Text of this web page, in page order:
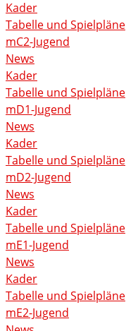
Kader
Tabelle und Spielpläne
mC2-Jugend
News
Kader
Tabelle und Spielpläne
mD1-Jugend
News
Kader
Tabelle und Spielpläne
mD2-Jugend
News
Kader
Tabelle und Spielpläne
mE1-Jugend
News
Kader
Tabelle und Spielpläne
mE2-Jugend